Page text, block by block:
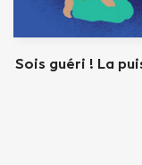
Sois guéri ! La